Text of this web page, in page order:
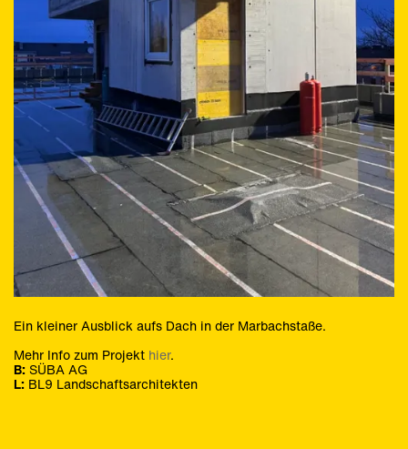
Bauen im Bestand
Innenräume
Werkliste
Gutachten und Studien
Wettbewerbe
Werkliste
Ausstellungen
Veröffentlichungen
Werkliste
Ein kleiner Ausblick aufs Dach in der Marbachstaße.
Mehr Info zum Projekt hier.
B:SÜBA AG
L: BL9 Landschaftsarchitekten